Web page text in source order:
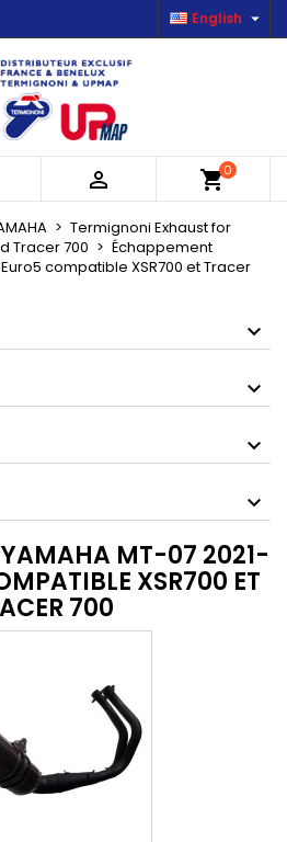
English 
 shopping_cart0
Termignoni Exhaust for
Tracer 700
Échappement
compatible XSR700 et Tracer
YAMAHA MT-07 2021-
XSR700 ET
700
×
liste
×
((modalDeleteText))
×
×
in to save products in your
Cancel Sign in